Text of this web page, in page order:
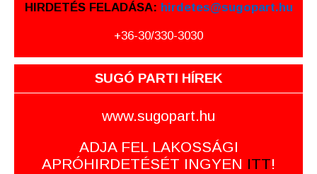
HIRDETÉS FELADÁSA: hirdetes@sugopart.hu
+36-30/330-3030
SUGÓ PARTI HÍREK
www.sugopart.hu
ADJA FEL LAKOSSÁGI
APRÓHIRDETÉSÉT INGYEN ITT!